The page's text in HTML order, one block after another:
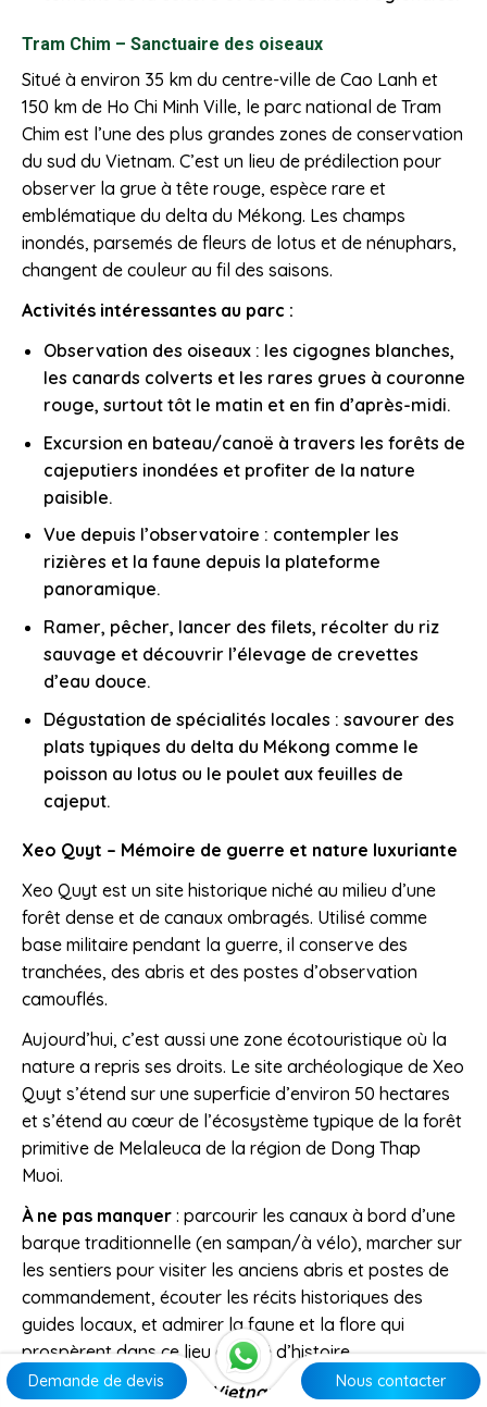
Tram Chim – Sanctuaire des oiseaux
Situé à environ 35 km du centre-ville de Cao Lanh et
150 km de Ho Chi Minh Ville, le parc national de Tram
Chim est l’une des plus grandes zones de conservation
du sud du Vietnam. C’est un lieu de prédilection pour
observer la grue à tête rouge, espèce rare et
emblématique du delta du Mékong. Les champs
inondés, parsemés de fleurs de lotus et de nénuphars,
changent de couleur au fil des saisons.
Activités intéressantes au parc :
Observation des oiseaux : les cigognes blanches,
les canards colverts et les rares grues à couronne
rouge, surtout tôt le matin et en fin d’après-midi.
Excursion en bateau/canoë à travers les forêts de
cajeputiers inondées et profiter de la nature
paisible.
Vue depuis l’observatoire : contempler les
rizières et la faune depuis la plateforme
panoramique.
Ramer, pêcher, lancer des filets, récolter du riz
sauvage et découvrir l’élevage de crevettes
d’eau douce.
Dégustation de spécialités locales : savourer des
plats typiques du delta du Mékong comme le
poisson au lotus ou le poulet aux feuilles de
cajeput.
Xeo Quyt – Mémoire de guerre et nature luxuriante
Xeo Quyt est un site historique niché au milieu d’une
forêt dense et de canaux ombragés. Utilisé comme
base militaire pendant la guerre, il conserve des
tranchées, des abris et des postes d’observation
camouflés.
Aujourd’hui, c’est aussi une zone écotouristique où la
nature a repris ses droits. Le site archéologique de Xeo
Quyt s’étend sur une superficie d’environ 50 hectares
et s’étend au cœur de l’écosystème typique de la forêt
primitive de Melaleuca de la région de Dong Thap
Muoi.
À ne pas manquer : parcourir les canaux à bord d’une
barque traditionnelle (en sampan/à vélo), marcher sur
les sentiers pour visiter les anciens abris et postes de
commandement, écouter les récits historiques des
guides locaux, et admirer la faune et la flore qui
prospèrent dans ce lieu chargé d’histoire.
>>> Explorez le Sud du Vietnam ici :
Demande de devis Nous contacter